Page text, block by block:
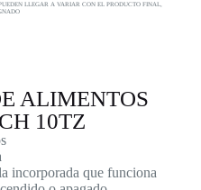
LLEGAR A VARIAR CON EL PRODUCTO FINAL,
ALIMENTOS
10TZ
incorporada que funciona